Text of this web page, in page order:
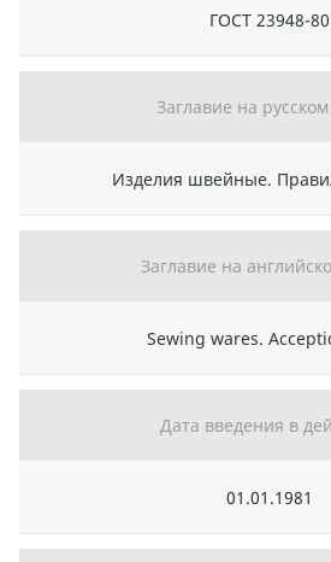
ГОСТ 23948-80
Заглавие на
Изделия швейные.
Заглавие на
Sewing wares.
Дата введения в
01.01.1981